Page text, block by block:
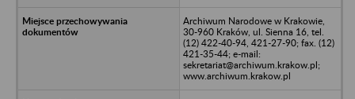
Archiwum Narodowe w Krakowie,
30-960 Kraków, ul. Sienna 16, tel.
(12) 422-40-94, 421-27-90; fax. (12)
421-35-44; e-mail:
sekretariat@archiwum.krakow.pl;
www.archiwum.krakow.pl